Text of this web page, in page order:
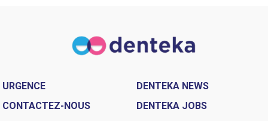
URGENCE
CONTACTEZ-NOUS
DENTEKA NEWS
DENTEKA JOBS